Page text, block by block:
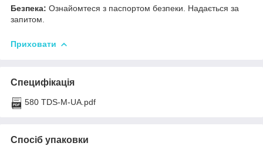
Безпека: Ознайомтеся з паспортом безпеки. Надається за
запитом.
Приховати
Специфікація
580 TDS-M-UA.pdf
Спосіб упаковки